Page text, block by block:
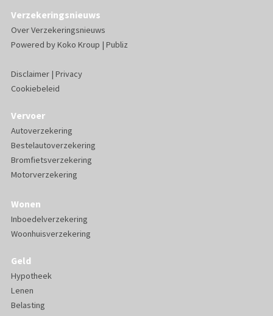
Verzekeringsnieuws
Over Verzekeringsnieuws
Powered byKoko Kroup | Publiz
Disclaimer| Privacy
Cookiebeleid
Vervoer
Autoverzekering
Bestelautoverzekering
Bromfietsverzekering
Motorverzekering
Wonen
Inboedelverzekering
Woonhuisverzekering
Geld
Hypotheek
Lenen
Belasting